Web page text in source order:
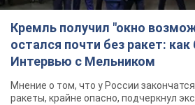
Кремль получил "окно
остался почти без ракет:
Интервью с Мельником
Мнение о том, что у России
ракеты, крайне опасно, подчеркнул